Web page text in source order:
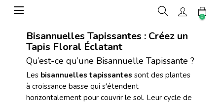
Basculer
la
☰
0
Bisannuelles Tapissantes : Créez un
Tapis Floral Éclatant
Qu’est-ce qu’une Bisannuelle Tapissante ?
Les bisannuelles tapissantes sont des plantes
à croissance basse qui s'étendent
horizontalement pour couvrir le sol. Leur cycle de